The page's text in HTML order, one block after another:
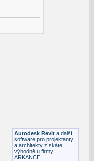
Autodesk Revit a další
software pro projektanty
a architekty získáte
výhodně u firmy
ARKANCE